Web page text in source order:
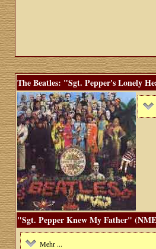
The Beatles: "Sgt. Pepper's Lonely
"Sgt. Pepper Knew My Father"
Mehr ...